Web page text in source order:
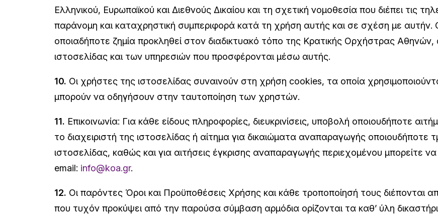
Ελληνικού, Ευρωπαϊκού και Διεθνούς Δικαίου και τη σχετική νομοθεσία που διέπει τις
παράνομη και καταχρηστική συμπεριφορά κατά τη χρήση αυτής και σε σχέση με αυτήν.
οποιαδήποτε ζημία προκληθεί στον διαδικτυακό τόπο της Κρατικής Ορχήστρας
ιστοσελίδας και των υπηρεσιών που προσφέρονται μέσω αυτής.
10. Οι χρήστες της ιστοσελίδας συναινούν στη χρήση cookies, τα οποία
μπορούν να οδηγήσουν στην ταυτοποίηση των χρηστών.
11. Επικοινωνία: Για κάθε είδους πληροφορίες, διευκρινίσεις, υποβολή οποιουδήποτε
το διαχειριστή της ιστοσελίδας ή αίτημα για δικαιώματα αναπαραγωγής οποιουδήποτε
ιστοσελίδας, καθώς και για αιτήσεις έγκρισης αναπαραγωγής περιεχομένου μπορείτε
email: info@koa.gr.
12. Οι παρόντες Όροι και Προϋποθέσεις Χρήσης και κάθε τροποποίησή τους διέπονται
που τυχόν προκύψει από την παρούσα σύμβαση αρμόδια ορίζονται τα καθ’ ύλη